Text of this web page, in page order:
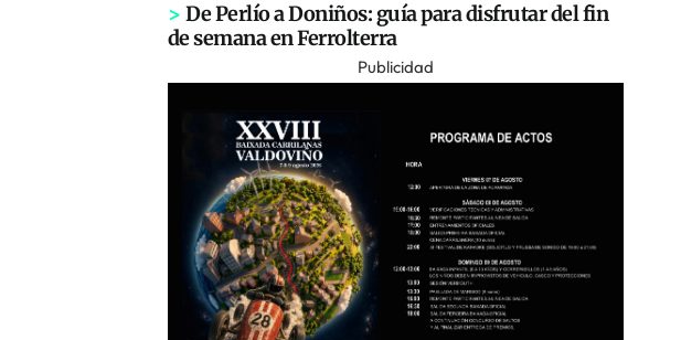
> De Perlío a Doniños: guía para disfrutar del fin
de semana en Ferrolterra
Publicidad